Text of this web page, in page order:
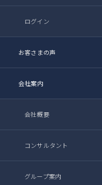
ログイン
お客さまの声
会社案内
会社概要
コンサルタント
グループ案内